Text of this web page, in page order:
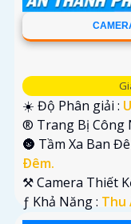
☀️ Độ Phân giải :
®️ Trang Bị Công
🌚 Tầm Xa Ban
Ðêm.
⚒ Camera Thiết
️ƒ Khả Năng : Thu